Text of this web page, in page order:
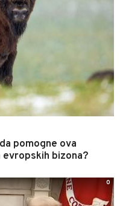
pomogne ova
evropskih bizona?
0